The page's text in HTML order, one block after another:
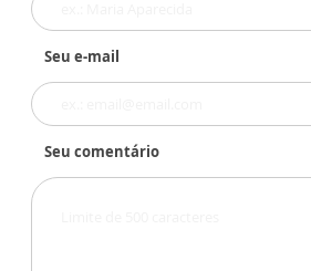
Seu e-mail
Seu comentário